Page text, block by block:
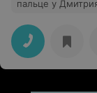
пальце у
Обратился с
отморозили и
было две
обращаться в
проверят.